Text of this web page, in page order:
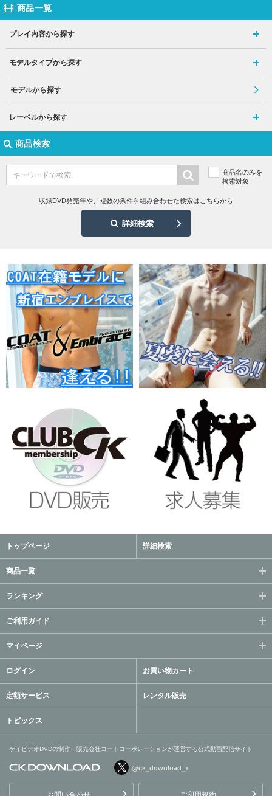
商品一覧
プレイ内容から探す
モデルタイプから探す
モデルから探す
レーベルから探す
商品検索
商品名のみを
検索対象
収録DVD発売年や、複数の条件を組み合わせた検索はこちらから
詳細検索
トップページ 詳細検索
商品一覧
ランキング
ご利用ガイド
マイページ
ログイン お買い物カート
定額サービス レンタル販売
トピックス
ゲイビデオDVDの制作・販売会社コートコーポレーションが運営する公式動画配信サイト
@ck_download_x